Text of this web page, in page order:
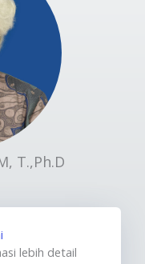
T.,Ph.D
lebih detail